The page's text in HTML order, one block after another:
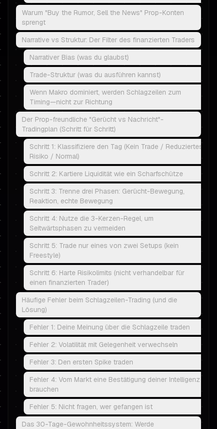
Warum "Buy the Rumor, Sell the News" Prop-Konten
sprengt
Narrative vs Struktur: Der Filter des finanzierten Traders
Narrativer Bias (was du glaubst)
Trade-Struktur (was du ausführen kannst)
Wenn Makro dominiert, werden Schlagzeilen zum
Timing—nicht zur Richtung
Der Prop-freundliche "Gerücht vs Nachricht"-
Tradingplan (Schritt für Schritt)
Schritt 1: Klassifiziere den Tag (Kein Trade / Reduziertes
Risiko / Normal)
Schritt 2: Kartiere Liquidität wie ein Scharfschütze
Schritt 3: Trenne drei Phasen: Gerücht-Bewegung,
Reaktion, echte Bewegung
Schritt 4: Nutze die 3-Kerzen-Regel, um
Seitwärtsphasen zu vermeiden
Schritt 5: Trade nur eines von zwei Setups (kein
Freestyle)
Schritt 6: Harte Risikolimits (nicht verhandelbar für
einen finanzierten Trader)
Häufige Fehler beim Schlagzeilen-Trading (und die
Lösung)
Fehler 1: Deine Meinung über die Schlagzeile traden
Fehler 2: Volatilität mit Gelegenheit verwechseln
Fehler 3: Den ersten Spike traden
Fehler 4: Vom Markt eine Bestätigung deiner Intelligenz
brauchen
Fehler 5: Nicht fragen, wer gefangen ist
Das 30-Tage-Gewohnheitssystem: Werde